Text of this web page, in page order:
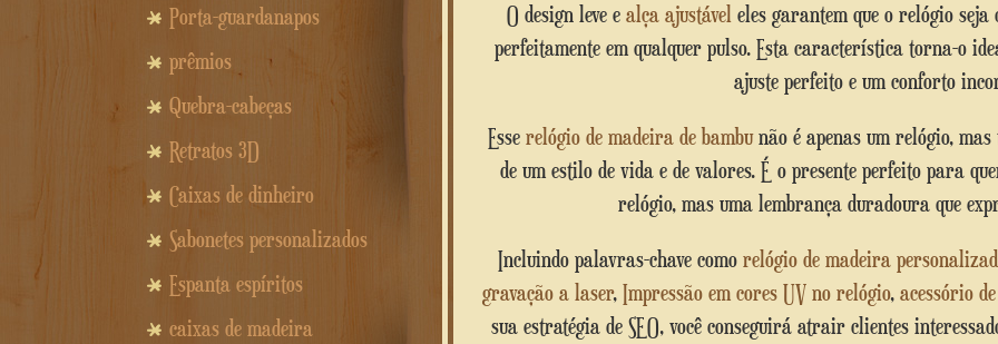
O design leve e alça ajustáveleles garantem que o relógio seja
perfeitamente em qualquer pulso. Esta característica torna-o
ajuste perfeito e um conforto
Esse relógio de madeira de bambunão é apenas um relógio,
de um estilo de vida e de valores. É o presente perfeito para
relógio, mas uma lembrança duradoura que
Incluindo palavras-chave como relógio de madeira
gravação a laser, Impressão em cores UV no relógio, acessório
sua estratégia de SEO, você conseguirá atrair clientes
Porta-guardanapos
prêmios
Quebra-cabeças
Retratos 3D
Caixas de dinheiro
Sabonetes personalizados
Espanta espíritos
caixas de madeira